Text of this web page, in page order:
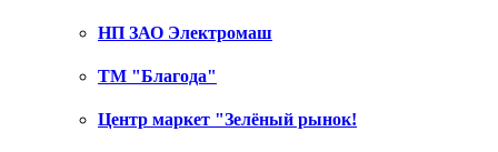
НП ЗАО Электромаш
ТМ "Благода"
Центр маркет "Зелёный рынок!